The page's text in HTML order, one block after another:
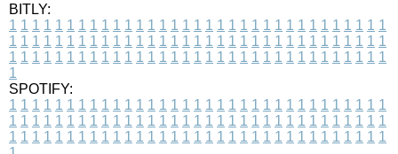
BITLY:
1 1 1 1 1 1 1 1 1 1 1 1 1 1 1 1 1 1 1 1 1 1 1 1 1 1 1 1 1 1 1 1 1
1 1 1 1 1 1 1 1 1 1 1 1 1 1 1 1 1 1 1 1 1 1 1 1 1 1 1 1 1 1 1 1 1
1 1 1 1 1 1 1 1 1 1 1 1 1 1 1 1 1 1 1 1 1 1 1 1 1 1 1 1 1 1 1 1 1
1
SPOTIFY:
1 1 1 1 1 1 1 1 1 1 1 1 1 1 1 1 1 1 1 1 1 1 1 1 1 1 1 1 1 1 1 1 1
1 1 1 1 1 1 1 1 1 1 1 1 1 1 1 1 1 1 1 1 1 1 1 1 1 1 1 1 1 1 1 1 1
1 1 1 1 1 1 1 1 1 1 1 1 1 1 1 1 1 1 1 1 1 1 1 1 1 1 1 1 1 1 1 1 1